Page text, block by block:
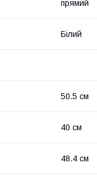
прямий
Білий
50.5 см
40 см
48.4 см